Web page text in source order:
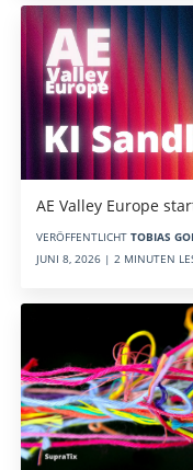
AE Valley Europe
VERÖFFENTLICHT TOBIAS
JUNI 8, 2026 | 2 MINUTEN